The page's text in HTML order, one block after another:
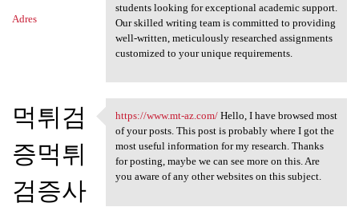
Adres
students looking for exceptional academic support.
Our skilled writing team is committed to providing
well-written, meticulously researched assignments
customized to your unique requirements.
먹튀검
증먹튀
검증사
https://www.mt-az.com/ Hello,
https://www.mt-az.com/Hello, I have browsed most
of your posts. This post is probably where I got the
most useful information for my research. Thanks
for posting, maybe we can see more on this. Are
you aware of any other websites on this subject.